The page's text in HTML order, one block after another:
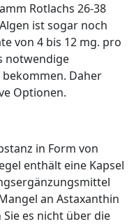
Rotlachs 26-38
ist sogar noch
von 4 bis 12 mg. pro
notwendige
Daher
Optionen.
in Form von
enthält eine Kapsel
an Astaxanthin
es nicht über die